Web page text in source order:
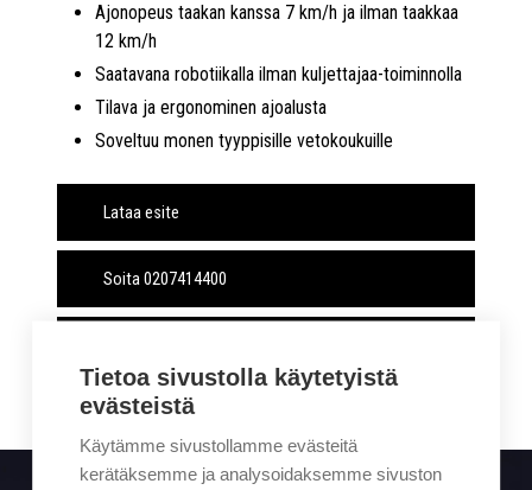
Ajonopeus taakan kanssa 7 km/h ja ilman taakkaa
12 km/h
Saatavana robotiikalla ilman kuljettajaa-toiminnolla
Tilava ja ergonominen ajoalusta
Soveltuu monen tyyppisille vetokoukuille
Lataa esite
Soita 0207414400
Tietoa sivustolla käytetyistä
evästeistä
Käytämme sivustollamme evästeitä
kerätäksemme ja analysoidaksemme sivuston